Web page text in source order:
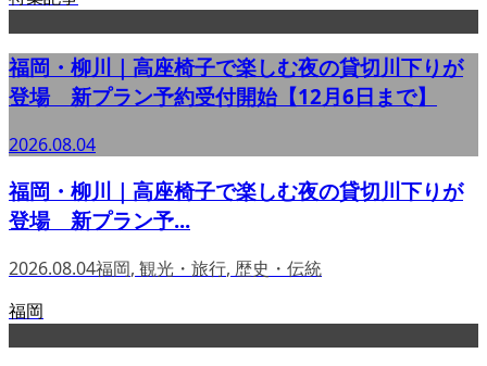
福岡・柳川｜高座椅子で楽しむ夜の貸切川下りが
登場 新プラン予約受付開始【12月6日まで】
2026.08.04
福岡・柳川｜高座椅子で楽しむ夜の貸切川下りが
登場 新プラン予...
2026.08.04福岡, 観光・旅行, 歴史・伝統
福岡